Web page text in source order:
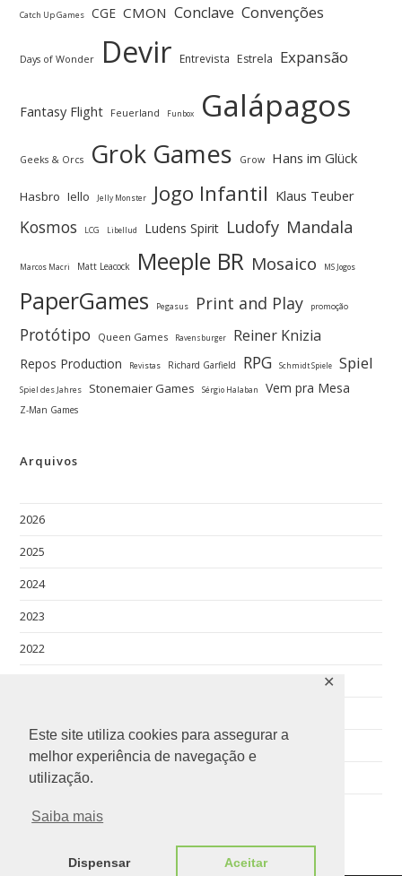
Este site utiliza cookies para assegurar a
melhor experiência de navegação e
utilização.
Saiba mais
Dispensar Aceitar
✕
Catch Up Games CGE CMON Conclave Convenções
Days of Wonder Devir Entrevista Estrela Expansão
Fantasy Flight Feuerland Funbox Galápagos
Geeks & Orcs Grok Games Grow Hans im Glück
Hasbro Iello Jelly Monster Jogo Infantil Klaus Teuber
Kosmos LCG Libellud Ludens Spirit Ludofy Mandala
Marcos Macri Matt Leacock Meeple BR Mosaico MS Jogos
PaperGames Pegasus Print and Play promoção
Protótipo Queen Games Ravensburger Reiner Knizia
Repos Production Revistas Richard Garfield RPG Schmidt Spiele Spiel
Spiel des Jahres Stonemaier Games Sérgio Halaban Vem pra Mesa
Z-Man Games
Arquivos
2026
2025
2024
2023
2022
2019
2018